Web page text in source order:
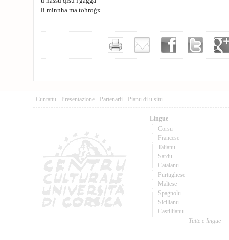
li minnha ma toħroġx.
Cuntattu - Presentazione - Partenarii - Pianu di u situ
Lingue
Corsu
Francese
Talianu
Sardu
Catalanu
Purtughese
Maltese
Spagnolu
Sicilianu
Castillianu
Tutte e lingue